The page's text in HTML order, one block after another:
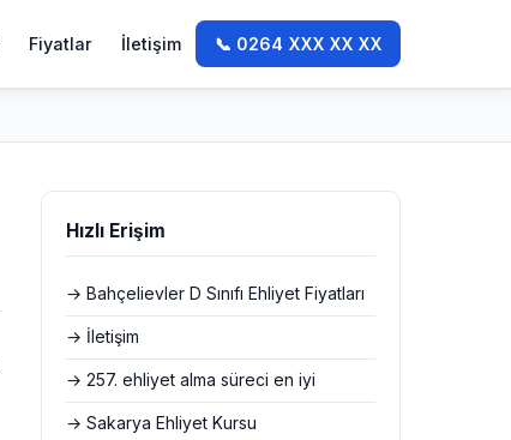
Fiyatlar İletişim 📞 0264 XXX XX XX
Hızlı Erişim
→ Bahçelievler D Sınıfı Ehliyet Fiyatları
→ İletişim
→ 257. ehliyet alma süreci en iyi
→ Sakarya Ehliyet Kursu